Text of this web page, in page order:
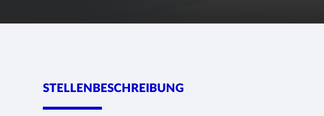
STELLENBESCHREIBUNG